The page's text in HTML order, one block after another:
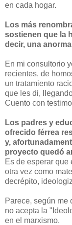
en cada hogar.
Los más
sostienen que la
decir, una
En mi consultorio
recientes, de
un tratamiento
que les di,
Cuento con
Los padres y
ofrecido férrea
y,
proyecto quedó
Es de esperar que
otra vez como
decrépito,
Parece, según me
no acepta la
en el marxismo.